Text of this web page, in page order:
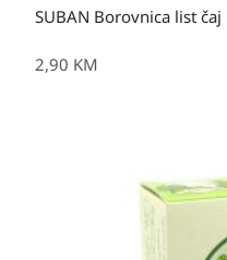
SUBAN Borovnica list čaj
2,90 KM